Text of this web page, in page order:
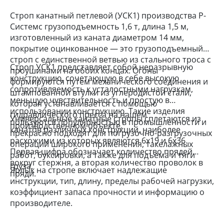
Строп канатный петлевой (УСК1) производства Р-
Системс грузоподъемность 1,6 т, длина 1,5 м,
изготовленный из каната диаметром 14 мм,
покрытие оцинкованное — это грузоподъемный
строп c единственной ветвью из стального троса с
проушинами на обоих концах. Огоны
формируются путем механического соединения и
штампованной втулки из углеродистой стали,
которая устанавливается с помощью
гидравлического пресса на нашем
производственном объекте.
Строп УСК1 представляет собой неразрывную
конструкцию, сочетающую в себе высокую
сопротивляемость к усталостными нагрузкам,
меньшую чувствительность и простую в
использовании конструкцию. Такие изделия
пользуются популярностью в промышленности и
прекрасно подходят для погрузочно-разгрузочных
операций широкого применения, такелажных
работ, буксировки, а также для подъема и тяги
груза.
Универсальные канатные стропы сплетаются из
канатов различных конструкций, наиболее
расхожими из которых являются 6x19 и 6x36.
Первая цифра обозначает количество прядей
вокруг стержня, а вторая количество проволок в
пряди.
Ярлык на стропе включает надлежащие
инструкции, тип, длину, пределы рабочей нагрузки,
коэффициент запаса прочности и информацию о
производителе.